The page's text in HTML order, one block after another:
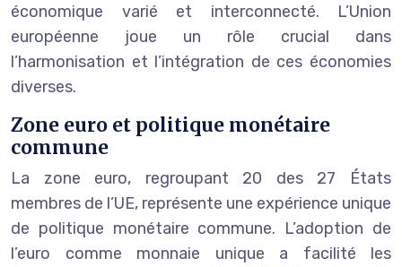
économique varié et interconnecté. L’Union
européenne joue un rôle crucial dans
l’harmonisation et l’intégration de ces économies
diverses.
Zone euro et politique monétaire
commune
La zone euro, regroupant 20 des 27 États
membres de l’UE, représente une expérience unique
de politique monétaire commune. L’adoption de
l’euro comme monnaie unique a facilité les